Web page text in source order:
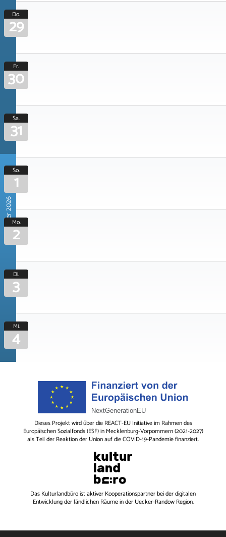
Do.
29
Fr.
30
Sa.
31
November 2026
So.
1
Mo.
2
Di.
3
Mi.
4
Dieses Projekt wird über die REACT-EU Initiative im Rahmen des
Europäischen Sozialfonds (ESF) in Mecklenburg-Vorpommern (2021-2027)
als Teil der Reaktion der Union auf die COVID-19-Pandemie finanziert.
Das Kulturlandbüroist aktiver Kooperationspartner bei der digitalen
Entwicklung der ländlichen Räume in der Uecker-Randow Region.